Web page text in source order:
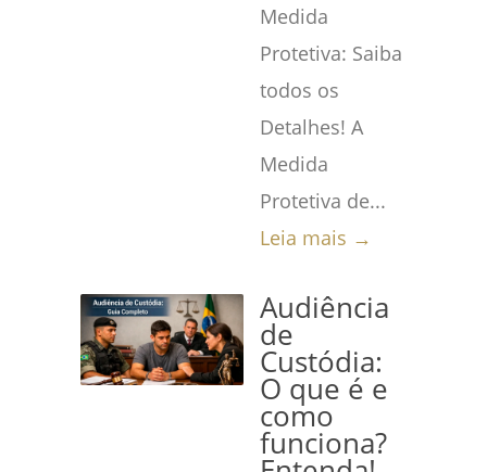
Medida
Protetiva: Saiba
todos os
Detalhes! A
Medida
Protetiva de...
Leia mais →
Audiência
de
Custódia:
O que é e
como
funciona?